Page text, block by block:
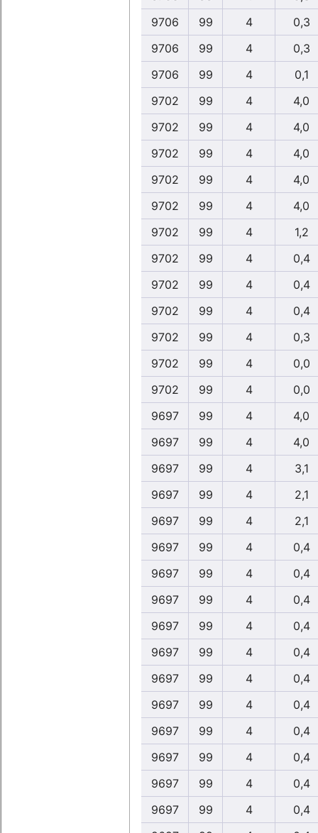
9706
99 4
0,3
9706
99 4
0,3
9706
99 4
0,1
9702
99 4
4,0
9702
99 4
4,0
9702
99 4
4,0
9702
99 4
4,0
9702
99 4
4,0
9702
99 4
1,2
9702
99 4
0,4
9702
99 4
0,4
9702
99 4
0,4
9702
99 4
0,3
9702
99 4
0,0
9702
99 4
0,0
9697
99 4
4,0
9697
99 4
4,0
9697
99 4
3,1
9697
99 4
2,1
9697
99 4
2,1
9697
99 4
0,4
9697
99 4
0,4
9697
99 4
0,4
9697
99 4
0,4
9697
99 4
0,4
9697
99 4
0,4
9697
99 4
0,4
9697
99 4
0,4
9697
99 4
0,4
9697
99 4
0,4
9697
99 4
0,4